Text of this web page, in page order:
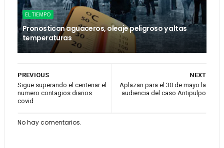
EL TIEMPO
Pronostican aguaceros, oleaje peligroso y altas
temperaturas
NEXT
Aplazan para el 30 de mayo la
audiencia del caso Antipulpo
PREVIOUS
Sigue superando el centenar el
numero contagios diarios
covid
No hay comentarios.